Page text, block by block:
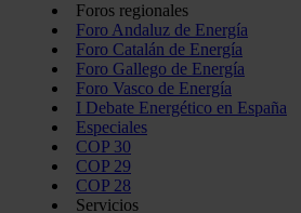
Foros regionales
Foro Andaluz de Energía
Foro Catalán de Energía
Foro Gallego de Energía
Foro Vasco de Energía
I Debate Energético en España
Especiales
COP 30
COP 29
COP 28
Servicios